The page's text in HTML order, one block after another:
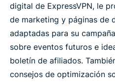
digital de ExpressVPN, le
de marketing y páginas de
adaptadas para su
sobre eventos futuros e
boletín de afiliados.
consejos de optimización